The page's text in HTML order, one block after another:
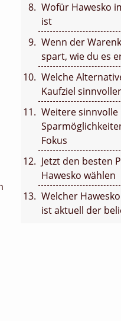
Wofür Hawesko
ist
Wenn der
spart, wie du es
Welche
Kaufziel
Weitere sinnvolle
Fokus
Jetzt den besten
Hawesko wählen
Welcher
ist aktuell der